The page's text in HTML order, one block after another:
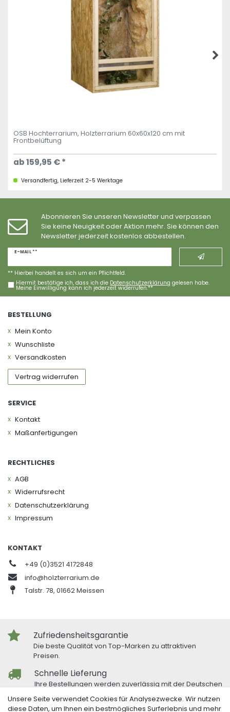
OSB Hochterrarium, Holzterrarium 60x60x120 cm mit
Frontbelüftung
ab 159,95 € *
Versandfertig, Lieferzeit 2-5 Werktage
Abonnieren Sie unseren Newsletter und verpassen
Sie keine Neuigkeit oder Aktion mehr. Sie können den
Newsletter jederzeit kostenlos abbestellen.
E-MAIL **
Newsletter
Hiermit bestätige ich, dass ich die Daten­schutz­erklärung gelesen habe.
Meine Einwilligung kann ich jederzeit widerrufen.**
** Hierbei handelt es sich um ein Pflichtfeld.
BESTELLUNG
Mein Konto
Wunschliste
Versandkosten
Vertrag widerrufen
SERVICE
Kontakt
Maßanfertigungen
RECHTLICHES
AGB
Widerrufs­recht
Daten­schutz­erklärung
Impressum
KONTAKT
+49 (0)3521 4172848
info@holzterrarium.de
Talstr. 78, 01662 Meissen
Zufriedensheitsgarantie
Die beste Qualität von Top-Marken zu attraktiven
Preisen.
Schnelle Lieferung
Ihre Bestellungen werden zuverlässig mit der Deutschen
Unsere Seite verwendet Cookies für Analysezwecke. Wir nutzen
diese Daten, um Ihnen ein bestmögliches Surferlebnis und mehr